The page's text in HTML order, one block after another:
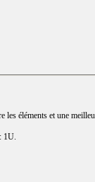
éléments et une
1U.